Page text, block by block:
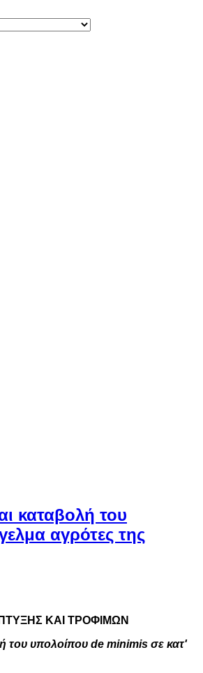
καταβολή του
αγρότες της
ΚΑΙ ΤΡΟΦΙΜΩΝ
του υπολοίπου de minimis σε κατ'